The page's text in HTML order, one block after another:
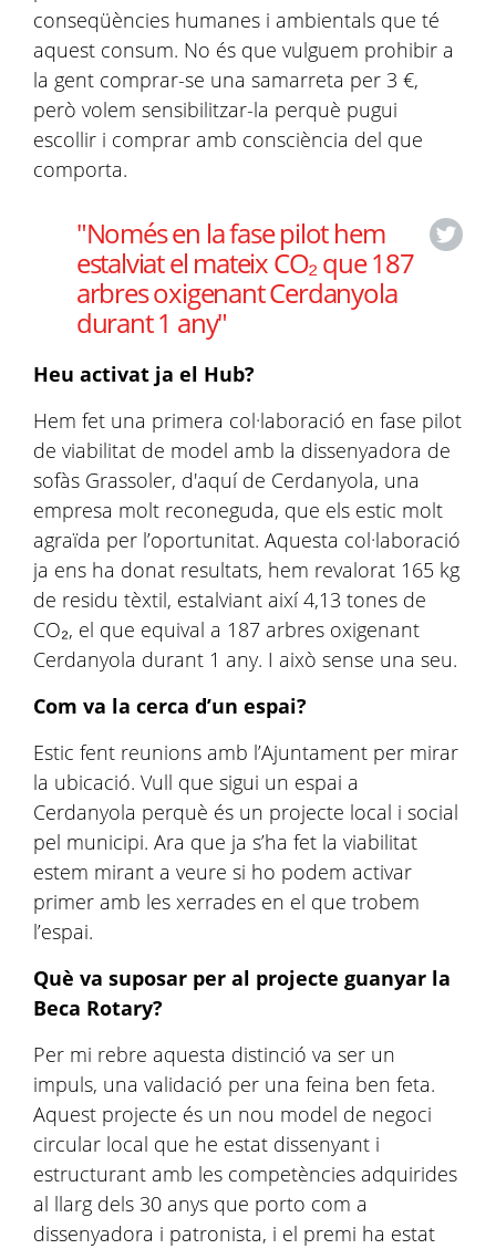
conseqüències humanes i ambientals que té
aquest consum. No és que vulguem prohibir a
la gent comprar-se una samarreta per 3 €,
però volem sensibilitzar-la perquè pugui
escollir i comprar amb consciència del que
comporta.
"Només en la fase pilot hem
estalviat el mateix CO₂ que 187
arbres oxigenant Cerdanyola
durant 1 any"
Heu activat ja el Hub?
Hem fet una primera col·laboració en fase pilot
de viabilitat de model amb la dissenyadora de
sofàs Grassoler, d'aquí de Cerdanyola, una
empresa molt reconeguda, que els estic molt
agraïda per l’oportunitat. Aquesta col·laboració
ja ens ha donat resultats, hem revalorat 165 kg
de residu tèxtil, estalviant així 4,13 tones de
CO₂, el que equival a 187 arbres oxigenant
Cerdanyola durant 1 any. I això sense una seu.
Com va la cerca d’un espai?
Estic fent reunions amb l’Ajuntament per mirar
la ubicació. Vull que sigui un espai a
Cerdanyola perquè és un projecte local i social
pel municipi. Ara que ja s’ha fet la viabilitat
estem mirant a veure si ho podem activar
primer amb les xerrades en el que trobem
l’espai.
Què va suposar per al projecte guanyar la
Beca Rotary?
Per mi rebre aquesta distinció va ser un
impuls, una validació per una feina ben feta.
Aquest projecte és un nou model de negoci
circular local que he estat dissenyant i
estructurant amb les competències adquirides
al llarg dels 30 anys que porto com a
dissenyadora i patronista, i el premi ha estat